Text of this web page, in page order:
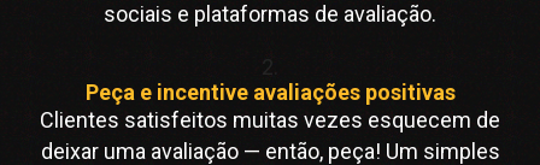
sociais e plataformas de avaliação.
Peça e incentive avaliações positivas
Clientes satisfeitos muitas vezes esquecem de
deixar uma avaliação — então, peça! Um simples